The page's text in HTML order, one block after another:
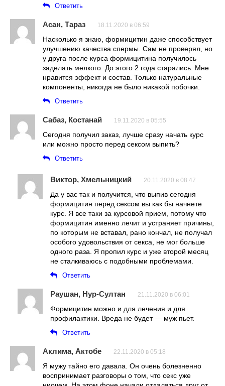
Ответить
Асан, Тараз 18.11.2020 в 06:59
Насколько я знаю, формицитин даже способствует
улучшению качества спермы. Сам не проверял, но
у друга после курса формицитина получилось
заделать мелкого. До этого 2 года старались. Мне
нравится эффект и состав. Только натуральные
компоненты, никогда не было никакой побочки.
Ответить
Сабаз, Костанай 19.11.2020 в 05:55
Сегодня получил заказ, лучше сразу начать курс
или можно просто перед сексом выпить?
Ответить
Виктор, Хмельницкий 20.11.2020 в 08:47
Да у вас так и получится, что выпив сегодня
формицитин перед сексом вы как бы начнете
курс. Я все таки за курсовой прием, потому что
формицитин именно лечит и устраняет причины,
по которым не вставал, рано кончал, не получал
особого удовольствия от секса, не мог больше
одного раза. Я пропил курс и уже второй месяц
не сталкиваюсь с подобными проблемами.
Ответить
Раушан, Нур-Султан 21.11.2020 в 06:01
Формицитин можно и для лечения и для
профилактики. Вреда не будет — муж пьет.
Ответить
Аклима, Актобе 22.11.2020 в 05:18
Я мужу тайно его давала. Он очень болезненно
воспринимает разговоры о том, что секс уже